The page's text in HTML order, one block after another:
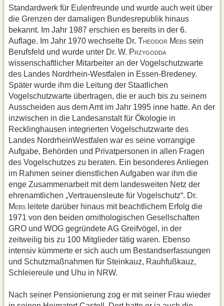
Standardwerk für Eulenfreunde und wurde auch weit über
die Grenzen der damaligen Bundesrepublik hinaus
bekannt. Im Jahr 1987 erschien es bereits in der 6.
Auflage. Im Jahr 1970 wechselte Dr. THEODOR M EBS sein
Berufsfeld und wurde unter Dr. W. PRZYGODDA
wissenschaftlicher Mitarbeiter an der Vogelschutzwarte
des Landes Nordrhein-Westfalen in Essen-Bredeney.
Später wurde ihm die Leitung der Staatlichen
Vogelschutzwarte übertragen, die er auch bis zu seinem
Ausscheiden aus dem Amt im Jahr 1995 inne hatte. An der
inzwischen in die Landesanstalt für Ökologie in
Recklinghausen integrierten Vogelschutzwarte des
Landes NordrheinWestfalen war es seine vorrangige
Aufgabe, Behörden und Privatpersonen in allen Fragen
des Vogelschutzes zu beraten. Ein besonderes Anliegen
im Rahmen seiner dienstlichen Aufgaben war ihm die
enge Zusammenarbeit mit dem landesweiten Netz der
ehrenamtlichen „Vertrauensleute für Vogelschutz“. Dr.
M EBS
leitete darüber hinaus mit beachtlichem Erfolg die
1971 von den beiden ornithologischen Gesellschaften
GRO und WOG gegründete AG Greifvögel, in der
zeitweilig bis zu 100 Mitglieder tätig waren. Ebenso
intensiv kümmerte er sich auch um Bestandserfassungen
und Schutzmaßnahmen für Steinkauz, Rauhfußkauz,
Schleiereule und Uhu in NRW.
Nach seiner Pensionierung zog er mit seiner Frau wieder